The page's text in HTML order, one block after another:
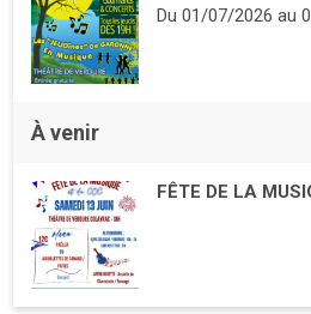
Du 01/07/2026au
À venir
FÊTE DE LA